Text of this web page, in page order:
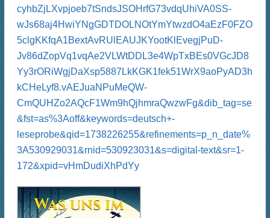
cyhbZjLXvpjoeb7tSndsJSOHrfG73vdqUhiVA0SS-
wJs68aj4HwiYNgGDTDOLNOtYmYtwzdO4aEzF0FZO
5clgKKfqA1BextAvRUlEAUJKYootKlEvegjPuD-
Jv86dZopVq1vqAe2VLWtDDL3e4WpTxBEs0VGcJD8
Yy3rORiWgjDaXsp5887LkKGK1fek51WrX9aoPyAD3h
kCHeLyf8.vAEJuaNPuMeQW-
CmQUHZo2AQcF1Wm9hQjhmraQwzwFg&dib_tag=se
&fst=as%3Aoff&keywords=deutsch+-
leseprobe&qid=1738226255&refinements=p_n_date%
3A530929031&rnid=530923031&s=digital-text&sr=1-
172&xpid=vHmDudiXhPdYy